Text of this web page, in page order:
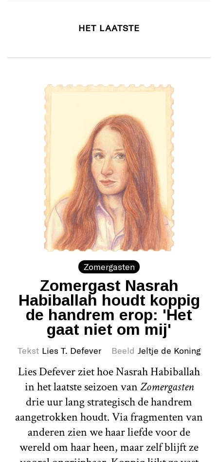
HET LAATSTE
Zomergasten
Zomergast Nasrah
Habiballah houdt koppig
de handrem erop: 'Het
gaat niet om mij'
Tekst Lies T. Defever Beeld Jeltje de Koning
Lies Defever ziet hoe Nasrah Habiballah
in het laatste seizoen vanZomergasten
drie uur lang strategisch de handrem
aangetrokken houdt. Via fragmenten van
anderen zien we haar liefde voor de
wereld om haar heen, maar zelf blijft ze